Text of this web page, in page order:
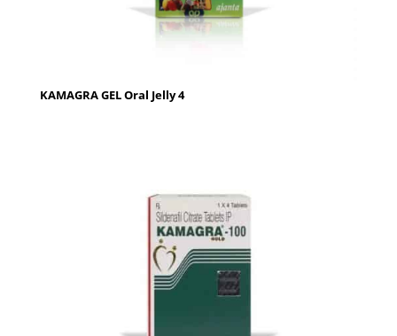
KAMAGRA GEL Oral Jelly 4